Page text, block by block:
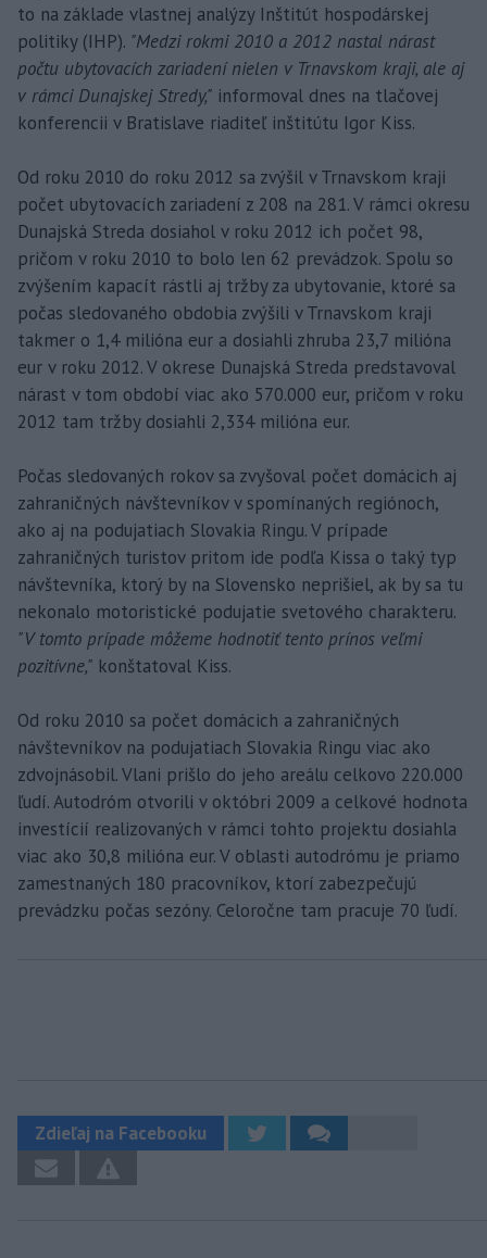
to na základe vlastnej analýzy Inštitút hospodárskej
politiky (IHP). "Medzi rokmi 2010 a 2012 nastal nárast
počtu ubytovacích zariadení nielen v Trnavskom kraji, ale aj
v rámci Dunajskej Stredy," informoval dnes na tlačovej
konferencii v Bratislave riaditeľ inštitútu Igor Kiss.
Od roku 2010 do roku 2012 sa zvýšil v Trnavskom kraji
počet ubytovacích zariadení z 208 na 281. V rámci okresu
Dunajská Streda dosiahol v roku 2012 ich počet 98,
pričom v roku 2010 to bolo len 62 prevádzok. Spolu so
zvýšením kapacít rástli aj tržby za ubytovanie, ktoré sa
počas sledovaného obdobia zvýšili v Trnavskom kraji
takmer o 1,4 milióna eur a dosiahli zhruba 23,7 milióna
eur v roku 2012. V okrese Dunajská Streda predstavoval
nárast v tom období viac ako 570.000 eur, pričom v roku
2012 tam tržby dosiahli 2,334 milióna eur.
Počas sledovaných rokov sa zvyšoval počet domácich aj
zahraničných návštevníkov v spomínaných regiónoch,
ako aj na podujatiach Slovakia Ringu. V prípade
zahraničných turistov pritom ide podľa Kissa o taký typ
návštevníka, ktorý by na Slovensko neprišiel, ak by sa tu
nekonalo motoristické podujatie svetového charakteru.
"V tomto prípade môžeme hodnotiť tento prínos veľmi
pozitívne," konštatoval Kiss.
Od roku 2010 sa počet domácich a zahraničných
návštevníkov na podujatiach Slovakia Ringu viac ako
zdvojnásobil. Vlani prišlo do jeho areálu celkovo 220.000
ľudí. Autodróm otvorili v októbri 2009 a celkové hodnota
investícií realizovaných v rámci tohto projektu dosiahla
viac ako 30,8 milióna eur. V oblasti autodrómu je priamo
zamestnaných 180 pracovníkov, ktorí zabezpečujú
prevádzku počas sezóny. Celoročne tam pracuje 70 ľudí.
Zdieľaj na Facebooku